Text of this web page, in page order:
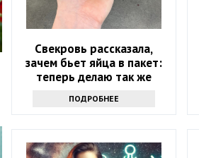
Свекровь рассказала,
зачем бьет яйца в пакет:
теперь делаю так же
ПОДРОБНЕЕ